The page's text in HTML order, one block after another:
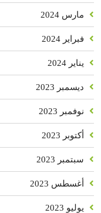
مارس 2024
فبراير 2024
يناير 2024
ديسمبر 2023
نوفمبر 2023
أكتوبر 2023
سبتمبر 2023
أغسطس 2023
يوليو 2023